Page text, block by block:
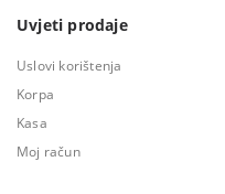
Uvjeti prodaje
Uslovi korištenja
Korpa
Kasa
Moj račun